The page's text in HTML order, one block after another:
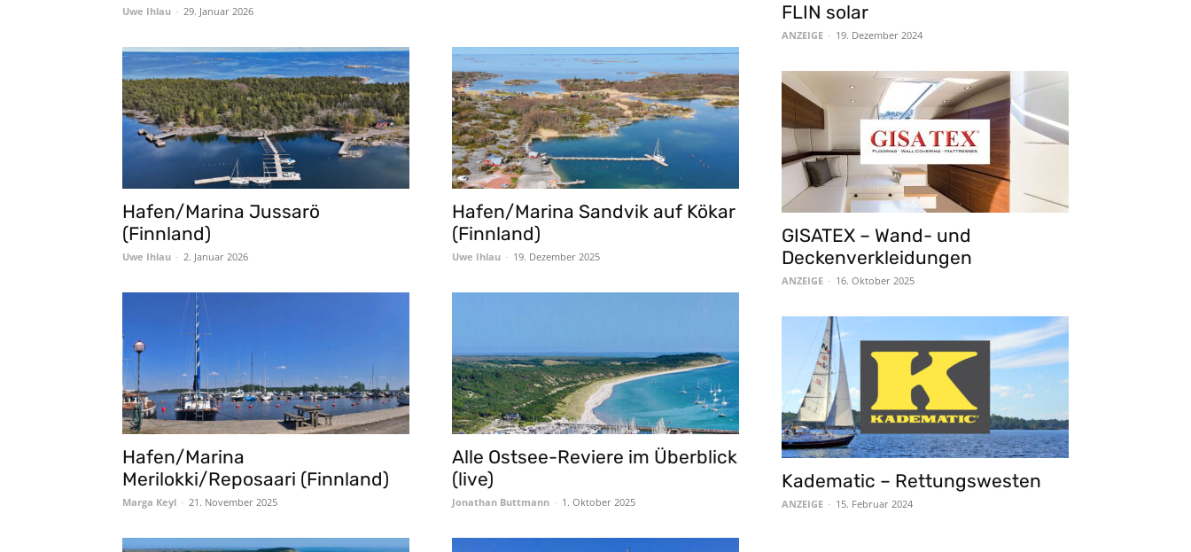
Uwe Ihlau - 29. Januar 2026
Hafen/Marina Jussarö
(Finnland)
Uwe Ihlau - 2. Januar 2026
Hafen/Marina Sandvik auf Kökar
(Finnland)
Uwe Ihlau - 19. Dezember 2025
Hafen/Marina
Merilokki/Reposaari (Finnland)
Marga Keyl - 21. November 2025
Alle Ostsee-Reviere im Überblick
(live)
Jonathan Buttmann - 1. Oktober 2025
FLIN solar
ANZEIGE - 19. Dezember 2024
GISATEX – Wand- und
Deckenverkleidungen
ANZEIGE - 16. Oktober 2025
Kadematic – Rettungswesten
ANZEIGE - 15. Februar 2024